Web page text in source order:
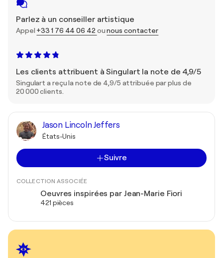
Parlez à un conseiller artistique
Appel +33 1 76 44 06 42 ounous contacter
Les clients attribuent à Singulart la note de 4,9/5
Singulart a reçu la note de 4,9/5 attribuée par plus de
20 000 clients.
Jason Lincoln Jeffers
États-Unis
Suivre
COLLECTION ASSOCIÉE
Oeuvres inspirées par Jean-Marie Fiori
421 pièces